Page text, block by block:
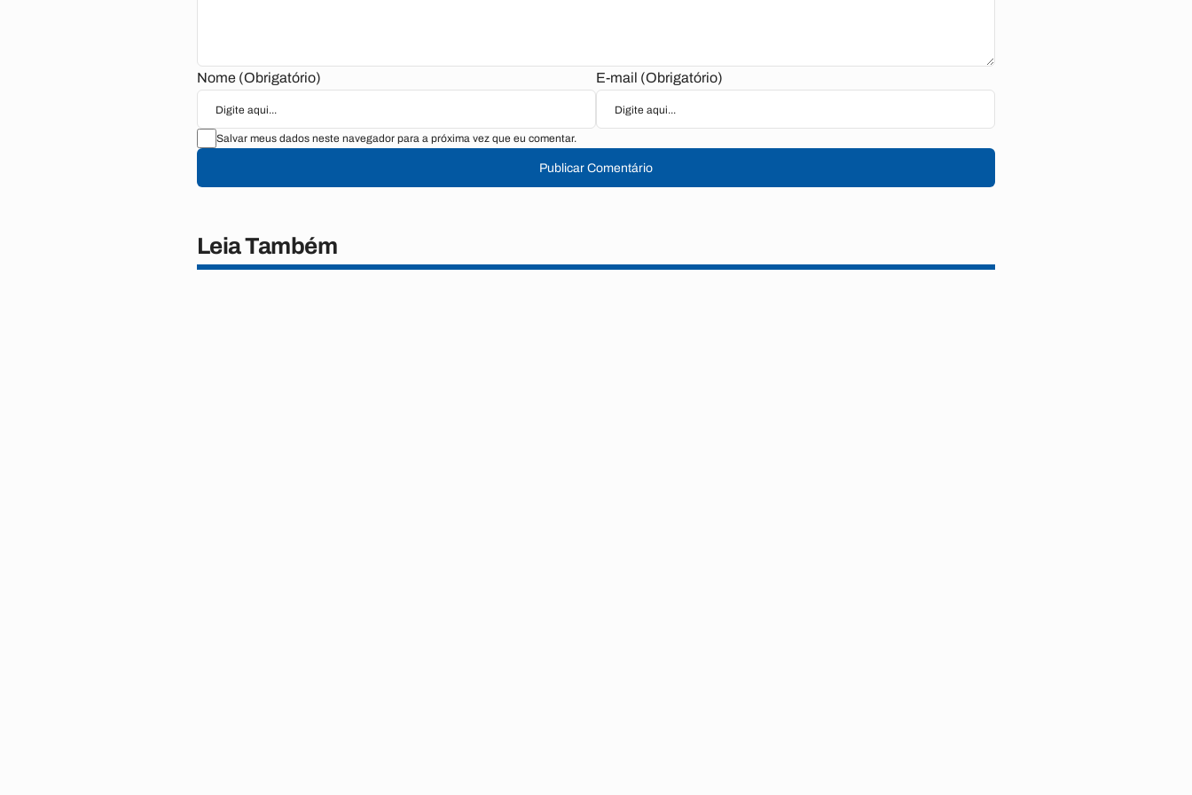
Nome (Obrigatório) E-mail (Obrigatório)
Salvar meus dados neste navegador para a próxima vez que eu comentar.
Publicar Comentário
Leia Também